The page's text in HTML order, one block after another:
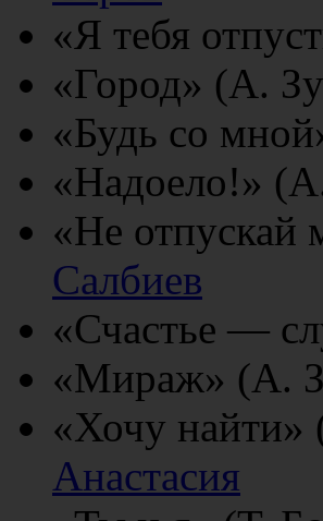
«Я тебя
«Город» (А.
«Будь со
«Надоело!»
«Не
Салбиев
«Счастье —
«Мираж» (А.
«Хочу
Анастасия